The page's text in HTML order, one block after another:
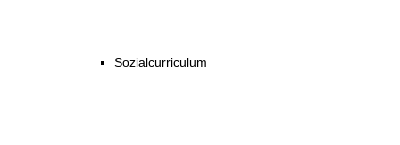
Sozialcurriculum